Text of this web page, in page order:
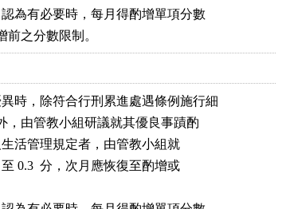
認為有必要時，每月得酌增單項分數
前之分數限制。
時，除符合行刑累進處遇條例施行細
，由管教小組研議就其優良事蹟酌
反生活管理規定者，由管教小組就
至 0.3  分，次月應恢復至酌增或